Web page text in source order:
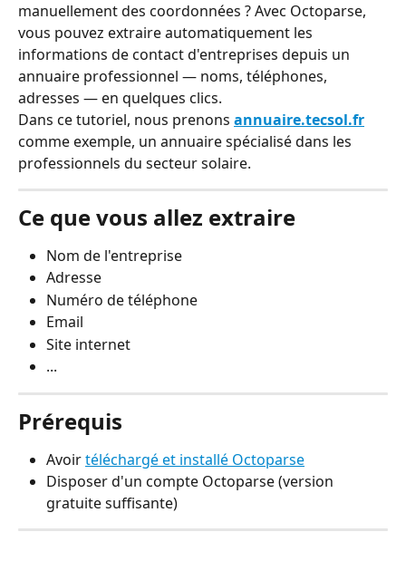
manuellement des coordonnées ? Avec Octoparse,
vous pouvez extraire automatiquement les
informations de contact d'entreprises depuis un
annuaire professionnel — noms, téléphones,
adresses — en quelques clics.
Dans ce tutoriel, nous prenons annuaire.tecsol.fr
comme exemple, un annuaire spécialisé dans les
professionnels du secteur solaire.
Ce que vous allez extraire
Nom de l'entreprise
Adresse
Numéro de téléphone
Email
Site internet
...
Prérequis
Avoir téléchargé et installé Octoparse
Disposer d'un compte Octoparse (version
gratuite suffisante)